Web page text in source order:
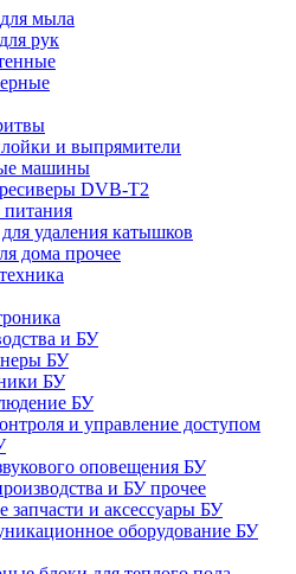
мыла
рук
и выпрямители
машины
DVB-T2
удаления катышков
дома прочее
и БУ
БУ
БУ
БУ
и управление доступом
оповещения БУ
и БУ прочее
запчасти и аксессуары БУ
оборудование БУ